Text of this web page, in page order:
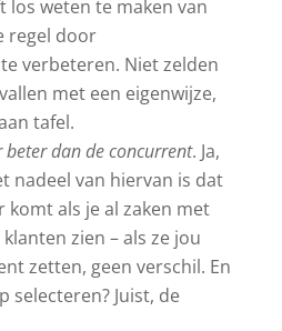
los weten te maken van
regel door
verbeteren. Niet zelden
met een eigenwijze,
tafel.
beter dan de concurrent. Ja,
nadeel van hiervan is dat
komt als je al zaken met
zien – als ze jou
zetten, geen verschil. En
selecteren? Juist, de